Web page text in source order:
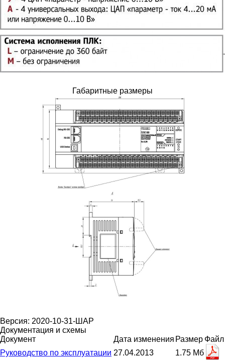
Габаритные размеры
Версия: 2020-10-31-ШАР
Документация и схемы
Документ
Дата изменения Размер Файл
Руководство по эксплуатации 27.04.2013
1.75 Мб